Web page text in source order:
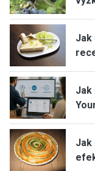
Jak
Jak
Jak